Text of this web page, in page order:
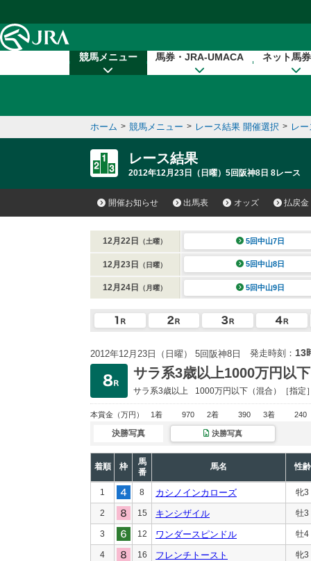
競馬メニュー 馬券・JRA-UMACA ネット馬
ホーム > 競馬メニュー > レース結果 開催選択 > レ
レース結果
2012年12月23日（日曜）5回阪神8日 8レース
開催お知らせ 出馬表 オッズ 払戻金
12月22日 （土曜） 5回中山7日
12月23日 （日曜） 5回中山8日
12月24日 （月曜） 5回中山9日
2012年12月23日（日曜） 5回阪神8日 発走時刻： 13
サラ系3歳以上1000万円以下
サラ系3歳以上 1000万円以下 （混合）［指定
本賞金 （万円） 1着 970 2着 390 3着 240
決勝写真 決勝写真
着順 枠
馬
番
馬名 性齢
1 8 カシノインカローズ 牝3
2 15 キンシザイル 牡3
3 12 ワンダースピンドル 牡4
4 16 フレンチトースト 牝3